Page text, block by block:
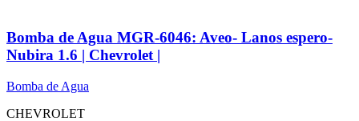
Bomba de Agua MGR-6046: Aveo- Lanos espero-
Nubira 1.6 | Chevrolet |
Bomba de Agua
CHEVROLET